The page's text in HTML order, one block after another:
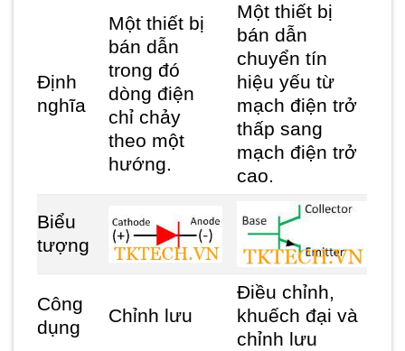
Định
nghĩa
Một thiết bị
bán dẫn
trong đó
dòng điện
chỉ chảy
theo một
hướng.
Một thiết bị
bán dẫn
chuyển tín
hiệu yếu từ
mạch điện trở
thấp sang
mạch điện trở
cao.
Biểu
tượng
Công
dụng
Chỉnh lưu
Điều chỉnh,
khuếch đại và
chỉnh lưu